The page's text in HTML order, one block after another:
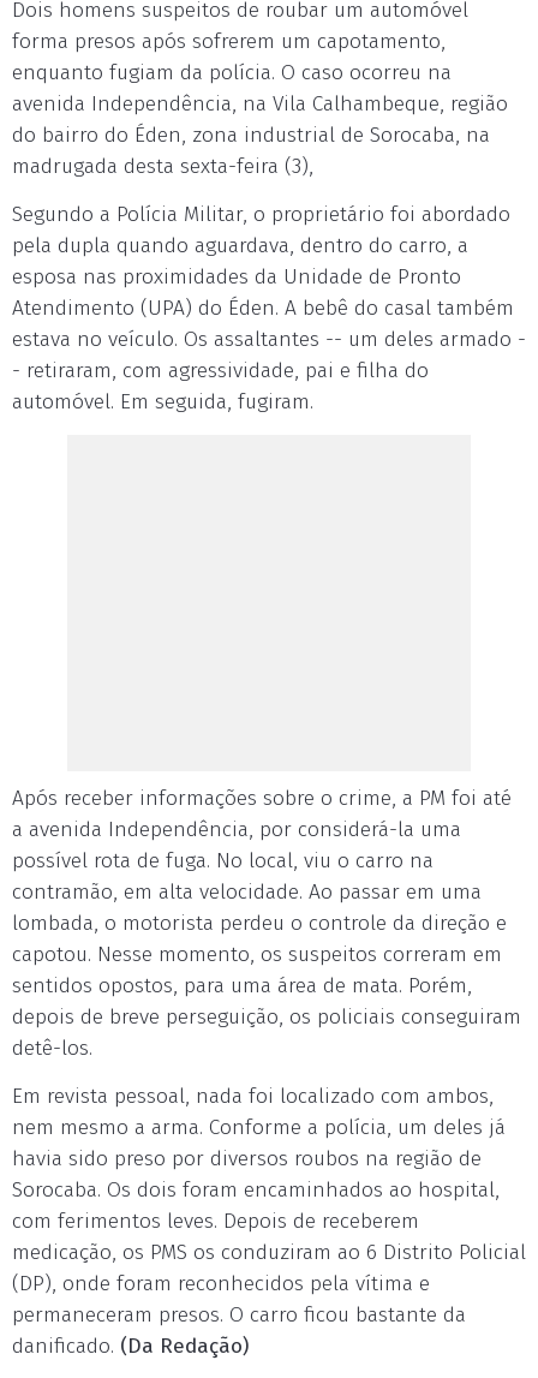
Dois homens suspeitos de roubar um automóvel
forma presos após sofrerem um capotamento,
enquanto fugiam da polícia. O caso ocorreu na
avenida Independência, na Vila Calhambeque, região
do bairro do Éden, zona industrial de Sorocaba, na
madrugada desta sexta-feira (3),
Segundo a Polícia Militar, o proprietário foi abordado
pela dupla quando aguardava, dentro do carro, a
esposa nas proximidades da Unidade de Pronto
Atendimento (UPA) do Éden. A bebê do casal também
estava no veículo. Os assaltantes -- um deles armado -
- retiraram, com agressividade, pai e filha do
automóvel. Em seguida, fugiram.
Após receber informações sobre o crime, a PM foi até
a avenida Independência, por considerá-la uma
possível rota de fuga. No local, viu o carro na
contramão, em alta velocidade. Ao passar em uma
lombada, o motorista perdeu o controle da direção e
capotou. Nesse momento, os suspeitos correram em
sentidos opostos, para uma área de mata. Porém,
depois de breve perseguição, os policiais conseguiram
detê-los.
Em revista pessoal, nada foi localizado com ambos,
nem mesmo a arma. Conforme a polícia, um deles já
havia sido preso por diversos roubos na região de
Sorocaba. Os dois foram encaminhados ao hospital,
com ferimentos leves. Depois de receberem
medicação, os PMS os conduziram ao 6 Distrito Policial
(DP), onde foram reconhecidos pela vítima e
permaneceram presos. O carro ficou bastante da
danificado. (Da Redação)